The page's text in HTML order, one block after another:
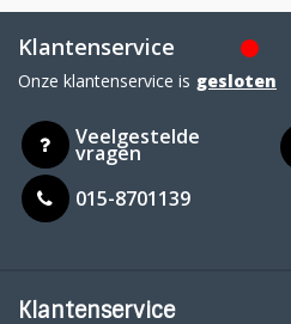
Klantenservice
Onze klantenservice is gesloten
Veelgestelde
vragen
015-8701139
Klantenservice